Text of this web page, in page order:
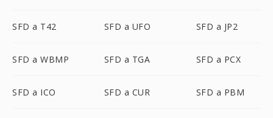
SFD a T42 SFD a UFO SFD a JP2
SFD a WBMP SFD a TGA SFD a PCX
SFD a ICO SFD a CUR SFD a PBM